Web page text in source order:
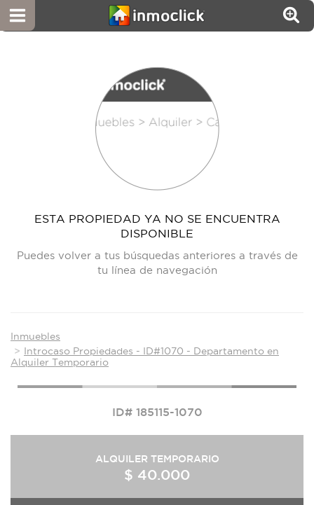
ESTA PROPIEDAD YA NO SE ENCUENTRA
DISPONIBLE
Puedes volver a tus búsquedas anteriores a través de
tu línea de navegación
Inmuebles
Introcaso Propiedades - ID#1070 - Departamento en
Alquiler Temporario
ID# 185115-1070
ALQUILER TEMPORARIO
$ 40.000